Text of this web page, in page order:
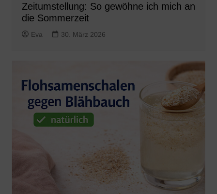
Zeitumstellung: So gewöhne ich mich an
die Sommerzeit
Eva 30. März 2026